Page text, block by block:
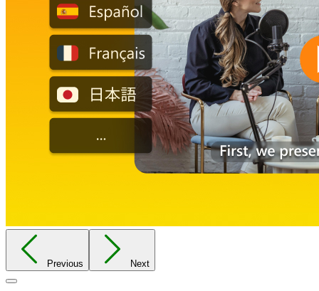
Previous Next
Close